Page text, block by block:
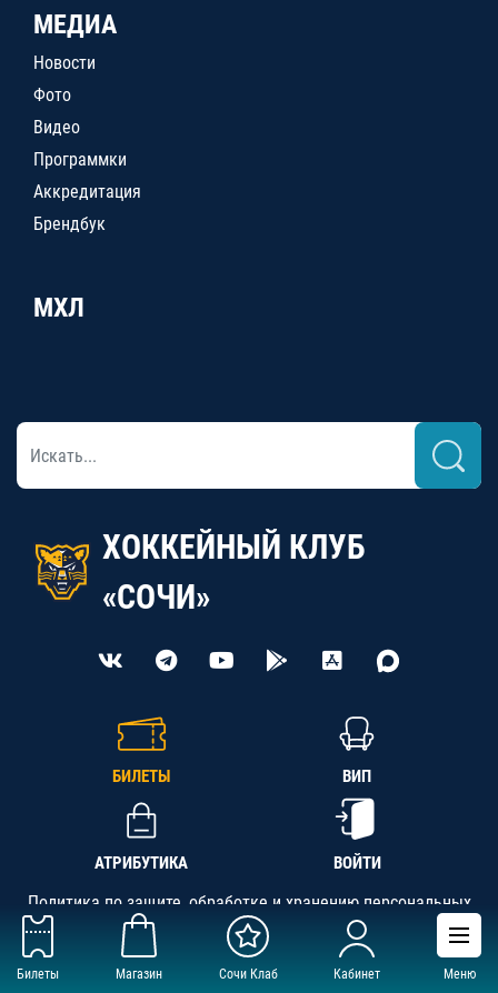
Билеты Магазин Сочи Клаб Кабинет Меню
МЕДИА
Новости
Фото
Видео
Программки
Аккредитация
Брендбук
МХЛ
ХОККЕЙНЫЙ КЛУБ
«СОЧИ»
БИЛЕТЫ ВИП
АТРИБУТИКА ВОЙТИ
Политика по защите, обработке и хранению персональных
данных
АНО «СК «Кубань-Регион», ОГРН 1142300002349,